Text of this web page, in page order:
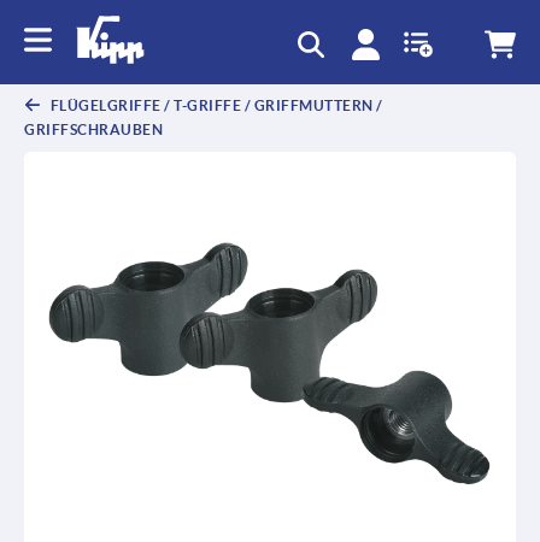
FLÜGELGRIFFE / T-GRIFFE / GRIFFMUTTERN /
GRIFFSCHRAUBEN